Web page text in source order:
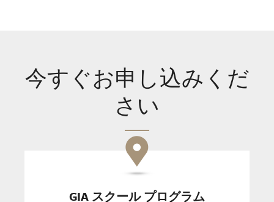
今すぐお申し込みくだ
さい
GIA スクール プログラム